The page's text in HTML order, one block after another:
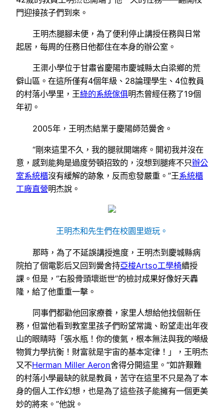
門迎接孩子們到來。
王明杰腿腳未便，為了便利停止講授任務與日常
起居，每周的任務日他都住在本身的辦公室。
王渠小學位于甘肅省慶陽市慶城縣太白梁鄉的荒
僻山區。在這所僅有4個年級、28論理學生、4位教員
的村落小學里，王綠的系統傢俱明杰曾經任務了19個
年初。
2005年，王明杰結業于慶陽師范黌舍。
“剛來這里不久，我的腿就開端疼。開初我并沒在
意，感到能夠是過度勞頓招致的，沒想到腿疼不只辦公
室系統櫃沒有緩解的跡象，反而愈發嚴重。”王系統櫃
工廠直營明杰說。
王明杰和先生們在校園里遊玩。
那時，為了不延誤講授進度，王明杰到慶城縣病
院拍了個電影后又回到黌舍持亞梭Artso工學椅續授
課。但是，“右股骨頭壞逝世”的檢討成果好像好天轟
隆，給了他重重一擊。
同事們都勸他回家療養，家里人想給他找個新任
務，但當他看到教室里孩子們盼望常識、盼望走出年夜
山的眼睛時「張水瓶！你的傻氣，根本無法與我的噸級
物質力學抗衡！財富就是宇宙的基本定律！」，王明杰
又不Herman Miller Aeron舍得分開這里。“如許艱難
的村落小學最缺的就是教員，苦守在這里不只是為了本
身的個人工作幻想，也是為了這些孩子能擁有一個更美
妙的將來。”他說。